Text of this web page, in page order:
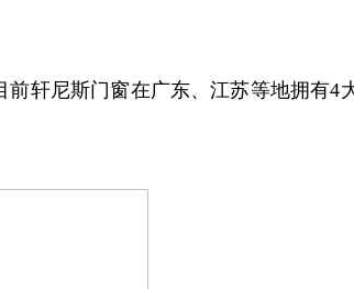
轩尼斯门窗在广东、江苏等地拥有4